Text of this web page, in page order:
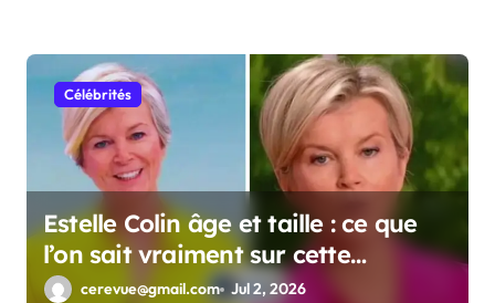
Célébrités
Estelle Colin âge et taille : ce que
l’on sait vraiment sur cette
personnalité
cerevue@gmail.com Jul 2, 2026